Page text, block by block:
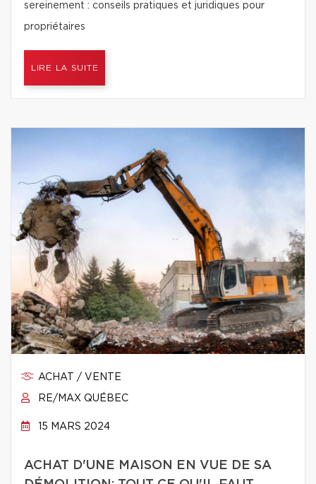
sereinement : conseils pratiques et juridiques pour
propriétaires
LIRE LA SUITE
ACHAT / VENTE
RE/MAX QUÉBEC
15 MARS 2024
ACHAT D'UNE MAISON EN VUE DE SA